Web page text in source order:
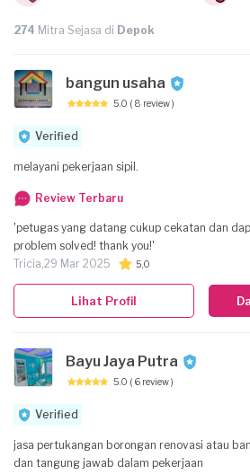
274 Mitra Sejasa di Depok
bangun usaha
5.0 ( 8 review )
Verified
melayani pekerjaan sipil.
Review Terbaru
'petugas yang datang cukup cekatan dan
problem solved! thank you!'
Tricia,29 Mar 2025 5,0
Lihat Profil
Bayu Jaya Putra
5.0 ( 6 review )
Verified
jasa pertukangan borongan renovasi atau
dan tangung jawab dalam pekerjaan